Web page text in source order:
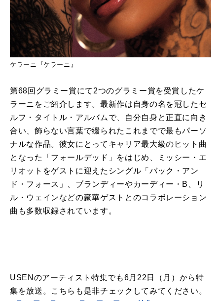
ケラーニ『ケラーニ』
第68回グラミー賞にて2つのグラミー賞を受賞したケ
ラーニをご紹介します。最新作は自身の名を冠したセ
ルフ・タイトル・アルバムで、自分自身と正直に向き
合い、飾らない言葉で綴られたこれまでで最もパーソ
ナルな作品。彼女にとってキャリア最大級のヒット曲
となった「フォールデッド」をはじめ、ミッシー・エ
リオットをゲストに迎えたシングル「バック・アン
ド・フォース」、ブランディーやカーディー・B、リ
ル・ウェインなどの豪華ゲストとのコラボレーション
曲も多数収録されています。
USENのアーティスト特集でも6月22日（月）から特
集を放送。こちらも是非チェックしてみてください。